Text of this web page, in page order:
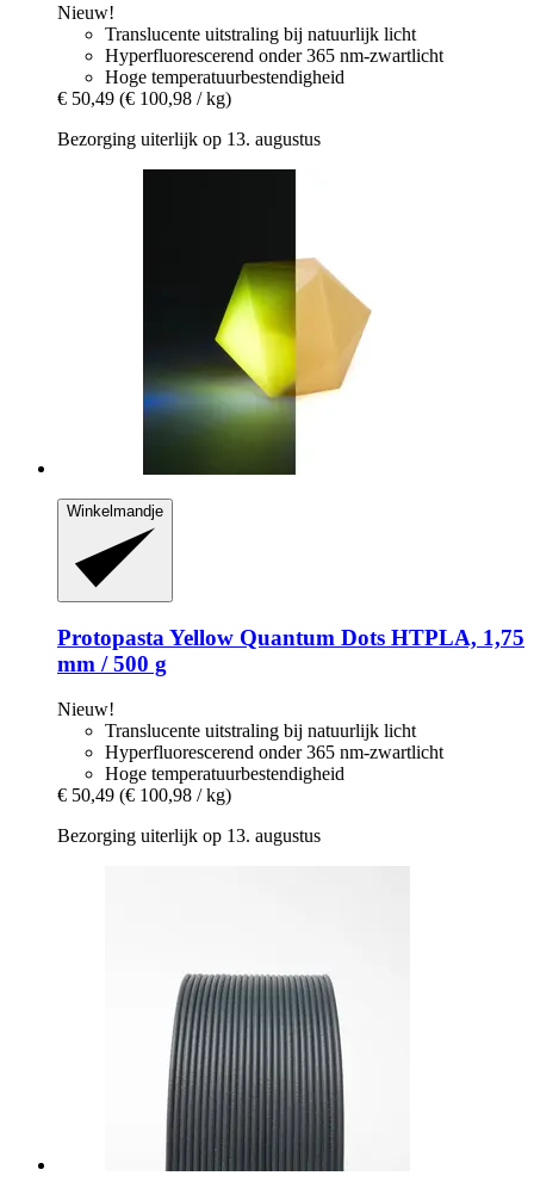
Nieuw!
Translucente uitstraling bij natuurlijk licht
Hyperfluorescerend onder 365 nm-zwartlicht
Hoge temperatuurbestendigheid
€ 50,49 (€ 100,98 / kg)
Bezorging uiterlijk op 13. augustus
Winkelmandje
Protopasta Yellow Quantum Dots HTPLA, 1,75
mm / 500 g
Nieuw!
Translucente uitstraling bij natuurlijk licht
Hyperfluorescerend onder 365 nm-zwartlicht
Hoge temperatuurbestendigheid
€ 50,49 (€ 100,98 / kg)
Bezorging uiterlijk op 13. augustus